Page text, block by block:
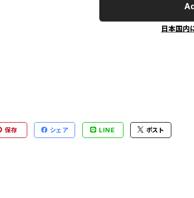
日本国内
保存 シェア LINE ポスト